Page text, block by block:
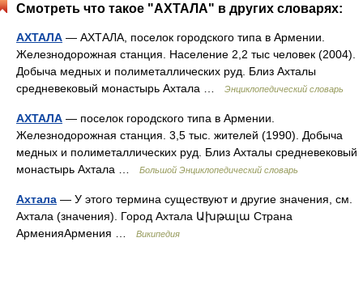
Смотреть что такое "АХТАЛА" в других словарях:
АХТАЛА — АХТАЛА, поселок городского типа в Армении.
Железнодорожная станция. Население 2,2 тыс человек (2004).
Добыча медных и полиметаллических руд. Близ Ахталы
средневековый монастырь Ахтала …
Энциклопедический словарь
АХТАЛА — поселок городского типа в Армении.
Железнодорожная станция. 3,5 тыс. жителей (1990). Добыча
медных и полиметаллических руд. Близ Ахталы средневековый
монастырь Ахтала …
Большой Энциклопедический словарь
Ахтала — У этого термина существуют и другие значения, см.
Ахтала (значения). Город Ахтала Ախթալա Страна
АрменияАрмения …
Википедия